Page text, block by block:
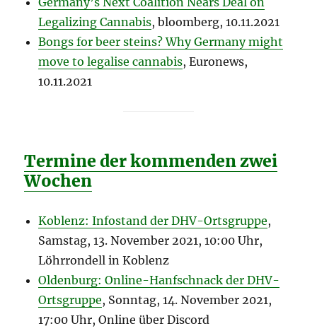
Legalizing Cannabis, bloomberg, 10.11.2021
Bongs for beer steins? Why Germany might
move to legalise cannabis, Euronews,
10.11.2021
Termine der kommenden zwei
Wochen
Koblenz: Infostand der DHV-Ortsgruppe,
Samstag, 13. November 2021, 10:00 Uhr,
Löhrrondell in Koblenz
Oldenburg: Online-Hanfschnack der DHV-
Ortsgruppe, Sonntag, 14. November 2021,
17:00 Uhr, Online über Discord